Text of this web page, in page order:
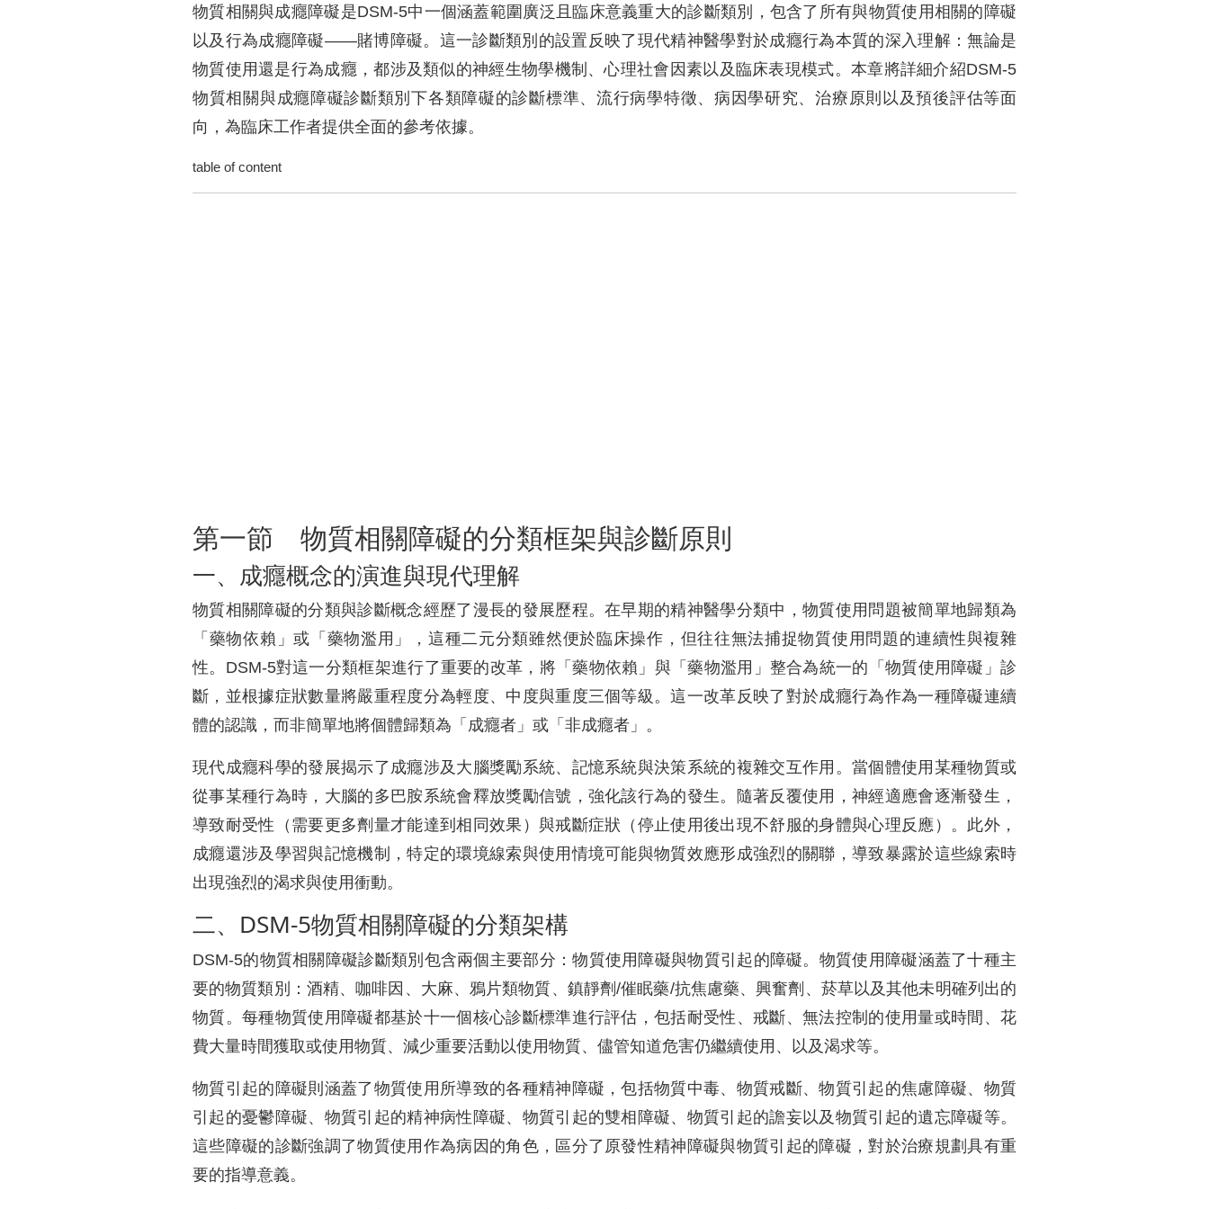
物質相關與成癮障礙是DSM-5中一個涵蓋範圍廣泛且臨床意義重大的診斷類別，包含了所有與物質使用相關的障礙
以及行為成癮障礙——賭博障礙。這一診斷類別的設置反映了現代精神醫學對於成癮行為本質的深入理解：無論是
物質使用還是行為成癮，都涉及類似的神經生物學機制、心理社會因素以及臨床表現模式。本章將詳細介紹DSM-5
物質相關與成癮障礙診斷類別下各類障礙的診斷標準、流行病學特徵、病因學研究、治療原則以及預後評估等面
向，為臨床工作者提供全面的參考依據。
table of content
第一節 物質相關障礙的分類框架與診斷原則
一、成癮概念的演進與現代理解
物質相關障礙的分類與診斷概念經歷了漫長的發展歷程。在早期的精神醫學分類中，物質使用問題被簡單地歸類為
「藥物依賴」或「藥物濫用」，這種二元分類雖然便於臨床操作，但往往無法捕捉物質使用問題的連續性與複雜
性。DSM-5對這一分類框架進行了重要的改革，將「藥物依賴」與「藥物濫用」整合為統一的「物質使用障礙」診
斷，並根據症狀數量將嚴重程度分為輕度、中度與重度三個等級。這一改革反映了對於成癮行為作為一種障礙連續
體的認識，而非簡單地將個體歸類為「成癮者」或「非成癮者」。
現代成癮科學的發展揭示了成癮涉及大腦獎勵系統、記憶系統與決策系統的複雜交互作用。當個體使用某種物質或
從事某種行為時，大腦的多巴胺系統會釋放獎勵信號，強化該行為的發生。隨著反覆使用，神經適應會逐漸發生，
導致耐受性（需要更多劑量才能達到相同效果）與戒斷症狀（停止使用後出現不舒服的身體與心理反應）。此外，
成癮還涉及學習與記憶機制，特定的環境線索與使用情境可能與物質效應形成強烈的關聯，導致暴露於這些線索時
出現強烈的渴求與使用衝動。
二、DSM-5物質相關障礙的分類架構
DSM-5的物質相關障礙診斷類別包含兩個主要部分：物質使用障礙與物質引起的障礙。物質使用障礙涵蓋了十種主
要的物質類別：酒精、咖啡因、大麻、鴉片類物質、鎮靜劑/催眠藥/抗焦慮藥、興奮劑、菸草以及其他未明確列出的
物質。每種物質使用障礙都基於十一個核心診斷標準進行評估，包括耐受性、戒斷、無法控制的使用量或時間、花
費大量時間獲取或使用物質、減少重要活動以使用物質、儘管知道危害仍繼續使用、以及渴求等。
物質引起的障礙則涵蓋了物質使用所導致的各種精神障礙，包括物質中毒、物質戒斷、物質引起的焦慮障礙、物質
引起的憂鬱障礙、物質引起的精神病性障礙、物質引起的雙相障礙、物質引起的譫妄以及物質引起的遺忘障礙等。
這些障礙的診斷強調了物質使用作為病因的角色，區分了原發性精神障礙與物質引起的障礙，對於治療規劃具有重
要的指導意義。